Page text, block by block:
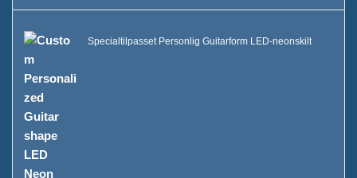
Kabinet D X form resin-display
Case C Rullende Iskøler
Kasse B LED Isspand
Kasse En
Specialtilpasset Personlig Guitarform LED-neonskilt